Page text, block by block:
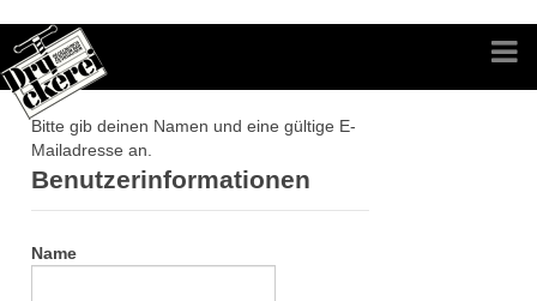
Bitte gib deinen Namen und eine gültige E-
Mailadresse an.
Benutzerinformationen
Name